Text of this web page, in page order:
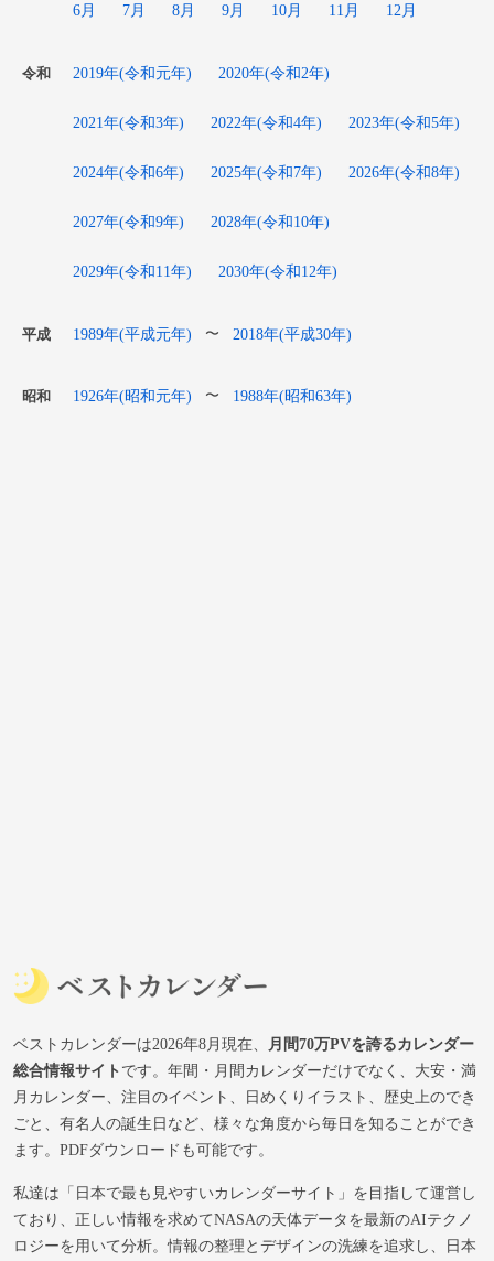
6月 7月 8月 9月 10月 11月 12月
令和 2019年(令和元年) 2020年(令和2年)
2021年(令和3年) 2022年(令和4年) 2023年(令和5年)
2024年(令和6年) 2025年(令和7年) 2026年(令和8年)
2027年(令和9年) 2028年(令和10年)
2029年(令和11年) 2030年(令和12年)
平成 1989年(平成元年) 〜 2018年(平成30年)
昭和 1926年(昭和元年) 〜 1988年(昭和63年)
ベストカレンダーは2026年8月現在、
月間70万PVを誇るカレンダー
総合情報サイトです。年間・月間カレンダーだけでなく、大安・満
月カレンダー、注目のイベント、日めくりイラスト、歴史上のでき
ごと、有名人の誕生日など、様々な角度から毎日を知ることができ
ます。PDFダウンロードも可能です。
私達は「日本で最も見やすいカレンダーサイト」を目指して運営し
ており、正しい情報を求めてNASAの天体データを最新のAIテクノ
ロジーを用いて分析。情報の整理とデザインの洗練を追求し、日本